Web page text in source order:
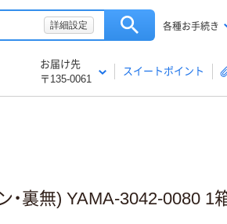
詳細設定 各種お手続き
お届け先
〒135-0061
スイートポイント
裏無) YAMA-3042-0080 1